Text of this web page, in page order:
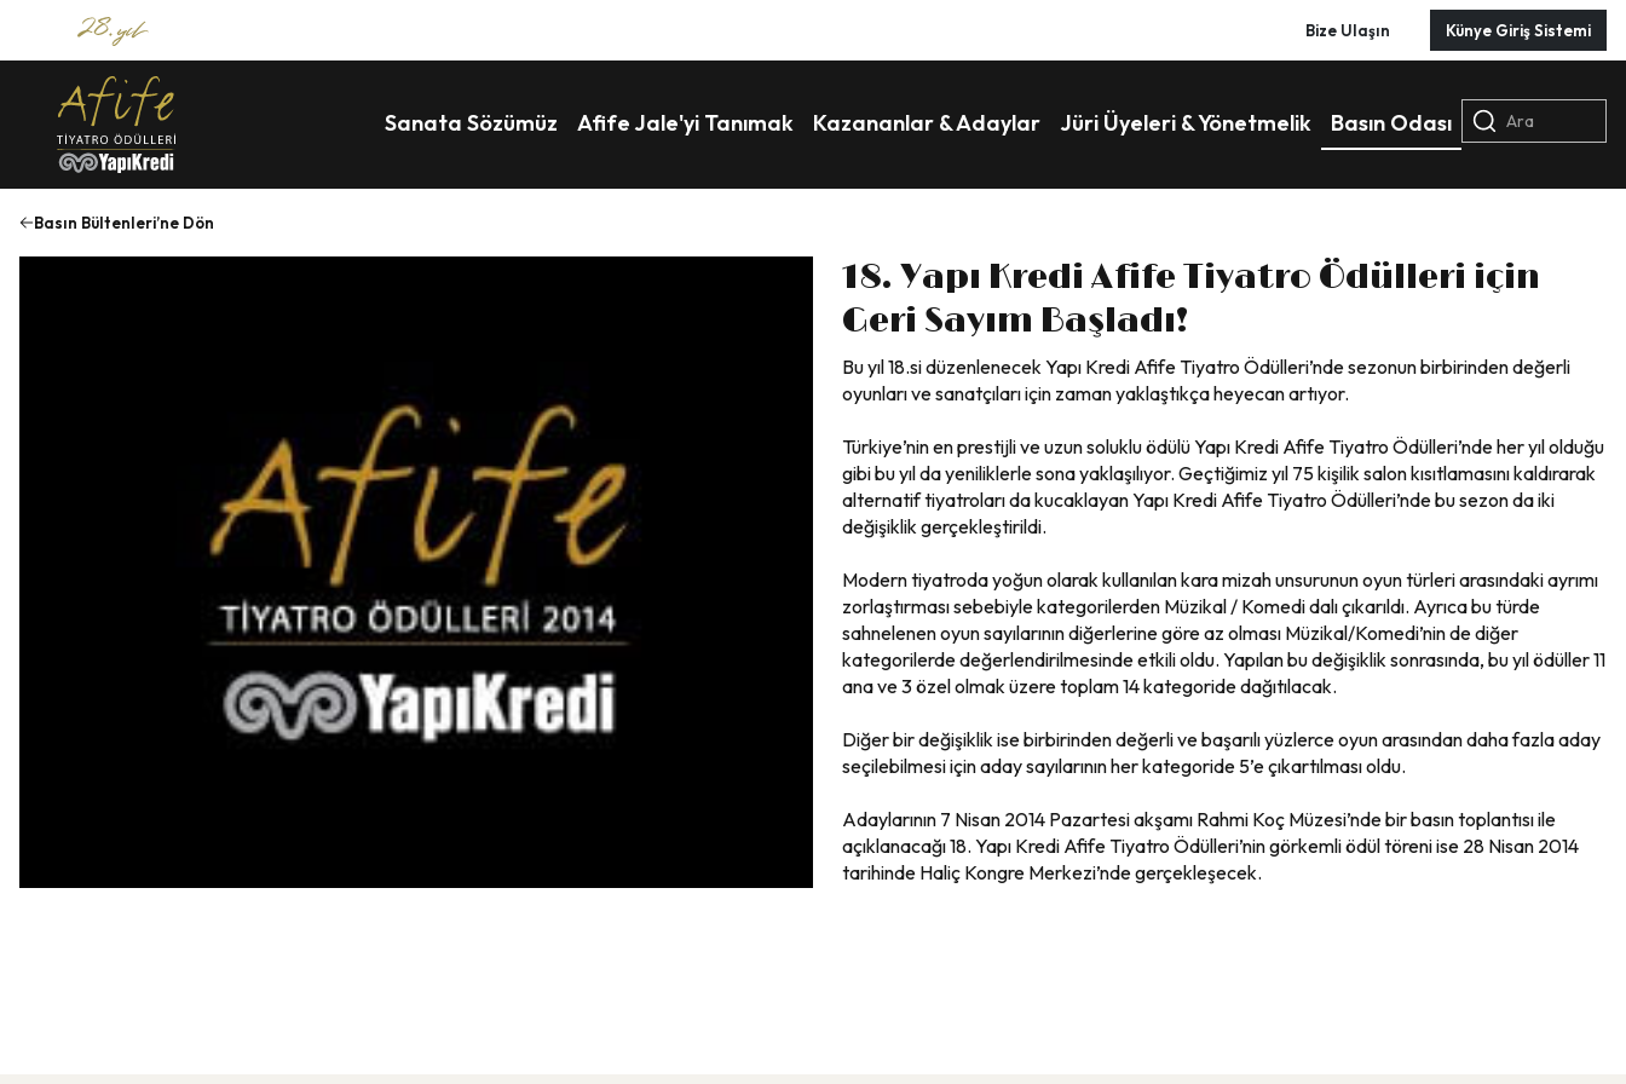
Bize Ulaşın Künye Giriş Sistemi
Sanata Sözümüz Afife Jale'yi Tanımak Kazananlar & Adaylar Jüri Üyeleri & Yönetmelik Basın Odası Ara
Basın Bültenleri’ne Dön
18. Yapı Kredi Afife Tiyatro Ödülleri için
Geri Sayım Başladı!
Bu yıl 18.si düzenlenecek Yapı Kredi Afife Tiyatro Ödülleri’nde sezonun birbirinden değerli
oyunları ve sanatçıları için zaman yaklaştıkça heyecan artıyor.
Türkiye’nin en prestijli ve uzun soluklu ödülü Yapı Kredi Afife Tiyatro Ödülleri’nde her yıl olduğu
gibi bu yıl da yeniliklerle sona yaklaşılıyor. Geçtiğimiz yıl 75 kişilik salon kısıtlamasını kaldırarak
alternatif tiyatroları da kucaklayan Yapı Kredi Afife Tiyatro Ödülleri’nde bu sezon da iki
değişiklik gerçekleştirildi.
Modern tiyatroda yoğun olarak kullanılan kara mizah unsurunun oyun türleri arasındaki ayrımı
zorlaştırması sebebiyle kategorilerden Müzikal / Komedi dalı çıkarıldı. Ayrıca bu türde
sahnelenen oyun sayılarının diğerlerine göre az olması Müzikal/Komedi’nin de diğer
kategorilerde değerlendirilmesinde etkili oldu. Yapılan bu değişiklik sonrasında, bu yıl ödüller 11
ana ve 3 özel olmak üzere toplam 14 kategoride dağıtılacak.
Diğer bir değişiklik ise birbirinden değerli ve başarılı yüzlerce oyun arasından daha fazla aday
seçilebilmesi için aday sayılarının her kategoride 5’e çıkartılması oldu.
Adaylarının 7 Nisan 2014 Pazartesi akşamı Rahmi Koç Müzesi’nde bir basın toplantısı ile
açıklanacağı 18. Yapı Kredi Afife Tiyatro Ödülleri’nin görkemli ödül töreni ise 28 Nisan 2014
tarihinde Haliç Kongre Merkezi’nde gerçekleşecek.